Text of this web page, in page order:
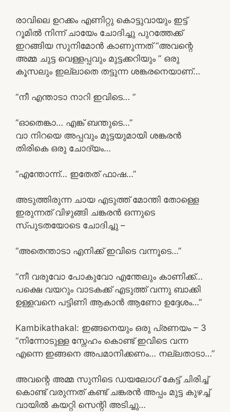
രാവിലെ ഉറക്കം എണിറ്റു കൊട്ടുവായും ഇട്ട്
റൂമിൽ നിന്ന് ചായേം ചോദിച്ചു പുറത്തേക്ക്
ഇറങ്ങിയ സുനിമോൻ കാണുന്നത് “അവന്റെ
അമ്മ ചുട്ട വെള്ളപ്പവും മുട്ടക്കറിയും ” ഒരു
കൂസലും ഇല്ലാതെ തട്ടുന്ന ശങ്കരനെയാണ്…
“നീ എന്താടാ നാറി ഇവിടെ… ”
“ഓതെങ്കാ… എങ്ക് ബന്തുടെ…”
വാ നിറയെ അപ്പവും മുട്ടയുമായി ശങ്കരൻ
തിരികെ ഒരു ചോദ്യം…
“എന്തോന്ന്… ഇതേത് ഫാഷ…”
അടുത്തിരുന്ന ചായ എടുത്ത് മോന്തി തോള്ളെ
ഇരുന്നത് വിഴുങ്ങി ചങ്കരൻ ഒന്നുടെ
സ്പുടതയോടെ ചോദിച്ചു –
“അതെന്താടാ എനിക്ക് ഇവിടെ വന്നൂടെ…”
“നീ വരുവോ പോകുവോ എന്തേലും കാണിക്ക്…
പക്ഷെ വയറും വാടകക്ക് എടുത്ത് വന്നു ബാക്കി
ഉള്ളവനെ പട്ടിണി ആകാൻ ആണോ ഉദ്ദേശം…”
Kambikathakal: ഇങ്ങനെയും ഒരു പ്രണയം – 3
“നിന്നോടുള്ള സ്നേഹം കൊണ്ട് ഇവിടെ വന്ന
എന്നെ ഇങ്ങനെ അപമാനിക്കണം… നല്ലതാടാ…”
അവന്റെ അമ്മ സുനിടെ ഡയലോഗ് കേട്ട് ചിരിച്ച്
കൊണ്ട് വരുന്നത് കണ്ട് ചങ്കരൻ അപ്പം മുട്ട കുഴച്ച്
വായിൽ കയറ്റി സെന്റി അടിച്ചു…